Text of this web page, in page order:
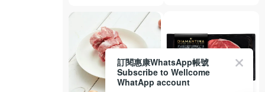
訂閱惠康WhatsApp帳號
Subscribe to Wellcome
WhatApp account